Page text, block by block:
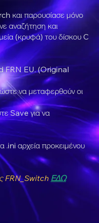
και παρουσίασε μόνο
αναζήτηση και
(κρυφά) του δίσκου C
FRN EU. (Original
να μεταφερθούν οι
Save για να
.ini αρχεία προκειμένου
FRN_Switch ΕΔΩ